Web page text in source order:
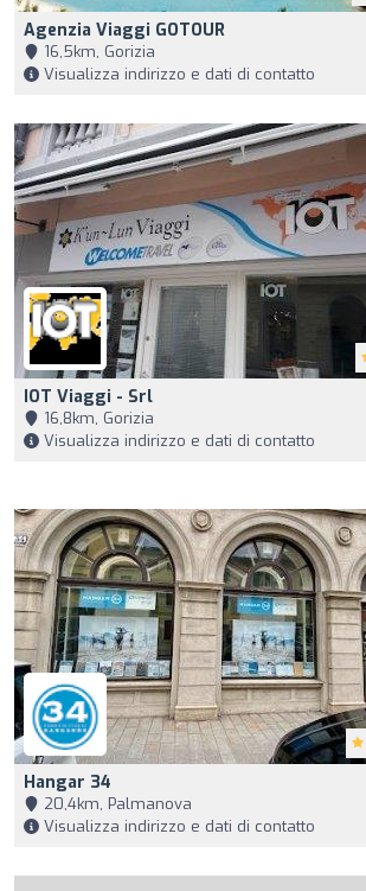
Agenzia Viaggi GOTOUR
16,5km, Gorizia
Visualizza indirizzo e dati di contatto
IOT Viaggi - Srl
16,8km, Gorizia
Visualizza indirizzo e dati di contatto
Hangar 34
20,4km, Palmanova
Visualizza indirizzo e dati di contatto